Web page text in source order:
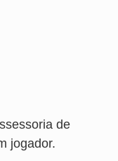
de
jogador.